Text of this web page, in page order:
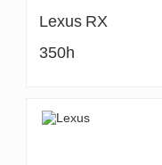
Lexus RX
350h